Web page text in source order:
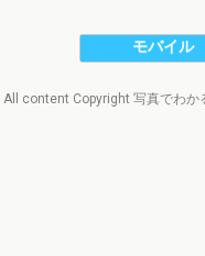
モバイル
All content Copyright 写真でわか